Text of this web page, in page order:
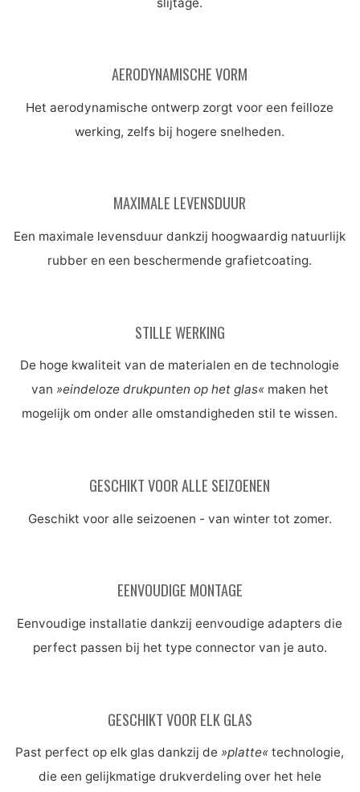
AERODYNAMISCHE VORM
Het aerodynamische ontwerp zorgt voor een feilloze
werking, zelfs bij hogere snelheden.
MAXIMALE LEVENSDUUR
Een maximale levensduur dankzij hoogwaardig natuurlijk
rubber en een beschermende grafietcoating.
STILLE WERKING
De hoge kwaliteit van de materialen en de technologie
van »eindeloze drukpunten op het glas« maken het
mogelijk om onder alle omstandigheden stil te wissen.
GESCHIKT VOOR ALLE SEIZOENEN
Geschikt voor alle seizoenen - van winter tot zomer.
EENVOUDIGE MONTAGE
Eenvoudige installatie dankzij eenvoudige adapters die
perfect passen bij het type connector van je auto.
GESCHIKT VOOR ELK GLAS
Past perfect op elk glas dankzij de»platte« technologie,
die een gelijkmatige drukverdeling over het hele